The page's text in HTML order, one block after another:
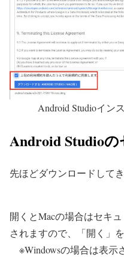
Android Studioイン
Android Studio
先ほどダウンロードして
開くとMacの場合はセキ
されますので、
「開く」
※Windowsの場合は表示